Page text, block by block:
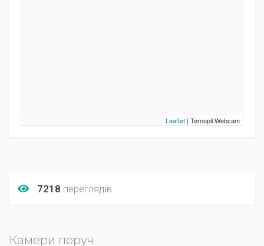
Leaflet | Ternopil.Webcam
7218 переглядів
Камери поруч